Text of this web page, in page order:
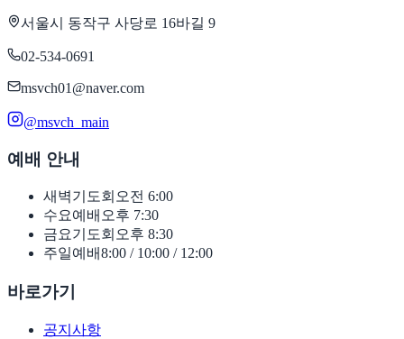
서울시 동작구 사당로 16바길 9
02-534-0691
msvch01@naver.com
@msvch_main
예배 안내
새벽기도회 오전 6:00
수요예배 오후 7:30
금요기도회 오후 8:30
주일예배8:00 / 10:00 / 12:00
바로가기
공지사항